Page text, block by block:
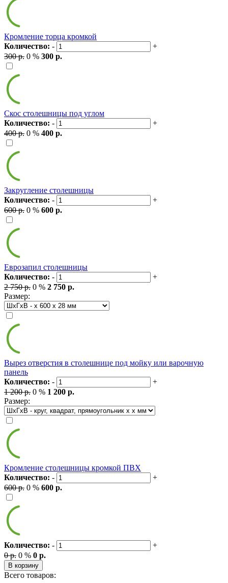
Кромление торца кромкой
Количество: -
+
300 р. 0 % 300 р.
Скос столешницы под углом
Количество: -
+
400 р. 0 % 400 р.
Закругление столешницы
Количество: -
+
600 р. 0 % 600 р.
Еврозапил столешницы
Количество: -
+
2 750 р. 0 % 2 750 р.
Размер:
Вырез отверстия в столешнице под мойку или варочную
панель
Количество: -
+
1 200 р. 0 % 1 200 р.
Размер:
Кромление столешницы кромкой ПВХ
Количество: -
+
600 р. 0 % 600 р.
Количество: -
+
0 р. 0 % 0 р.
В корзину
Всего товаров: